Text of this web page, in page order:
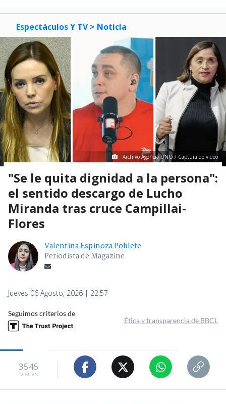
Espectáculos Y TV > Noticia
Archivo Agencia UNO / Captura de video
"Se le quita dignidad a la persona":
el sentido descargo de Lucho
Miranda tras cruce Campillai-
Flores
Valentina Espinoza Poblete
Periodista de Magazine
Jueves 06 Agosto, 2026 | 22:57
Seguimos criterios de
Ética y transparencia de BBCL
3545
visitas